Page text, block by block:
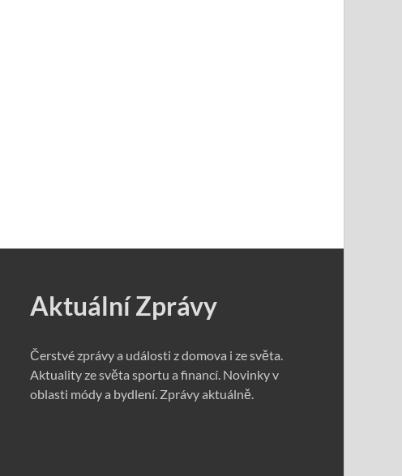
Aktuální Zprávy
Čerstvé zprávy a události z domova i ze světa.
Aktuality ze světa sportu a financí. Novinky v
oblasti módy a bydlení. Zprávy aktuálně.